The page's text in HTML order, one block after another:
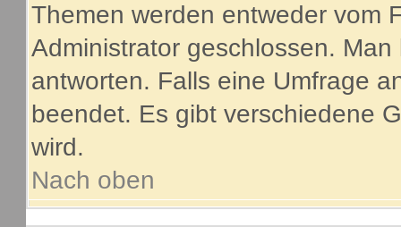
Themen werden entweder vom
Administrator geschlossen.
antworten. Falls eine Umfrage
beendet. Es gibt verschiedene
wird.
Nach oben